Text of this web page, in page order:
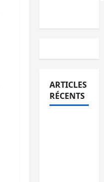
ARTICLES
RÉCENTS